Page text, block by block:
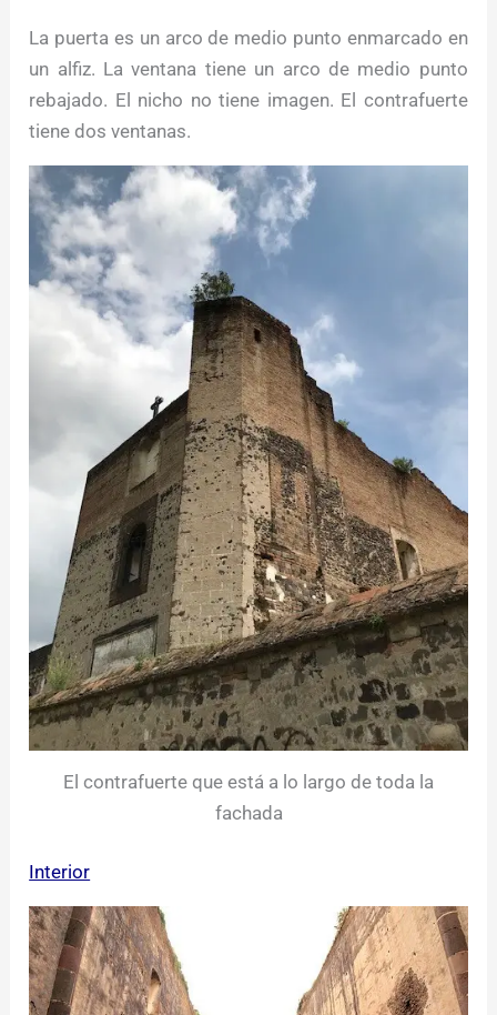
La puerta es un arco de medio punto enmarcado en
un alfiz. La ventana tiene un arco de medio punto
rebajado. El nicho no tiene imagen. El contrafuerte
tiene dos ventanas.
El contrafuerte que está a lo largo de toda la
fachada
Interior